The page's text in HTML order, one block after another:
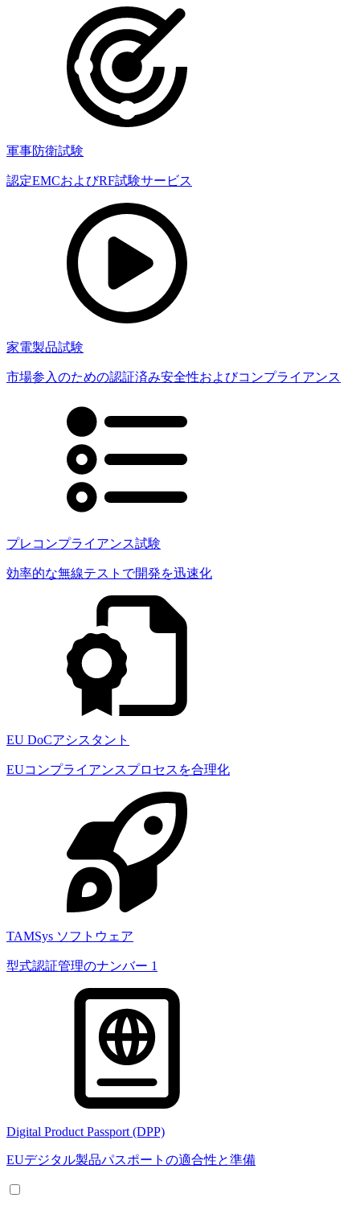
軍事防衛試験
認定EMCおよびRF試験サービス
家電製品試験
市場参入のための認証済み安全性およびコンプライアンス
プレコンプライアンス試験
効率的な無線テストで開発を迅速化
EU DoCアシスタント
EUコンプライアンスプロセスを合理化
TAMSys ソフトウェア
型式認証管理のナンバー 1
Digital Product Passport (DPP)
EUデジタル製品パスポートの適合性と準備